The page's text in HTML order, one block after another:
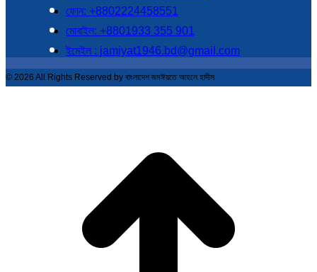
ফোন: +8802224458551
মোবাইল: +8801933 355 901
ইমেইল : jamiyat1946.bd@gmail.com
© 2026 All Rights Reserved by বাংলাদেশ জমঈয়তে আহলে হাদীস